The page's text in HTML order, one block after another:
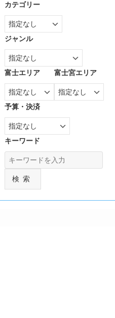
カテゴリー
ジャンル
富士エリア 富士宮エリア
予算・決済
キーワード
検索